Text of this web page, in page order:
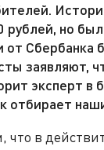
рублей, но
от Сбербанка
заявляют,
эксперт в
отбирает
что в